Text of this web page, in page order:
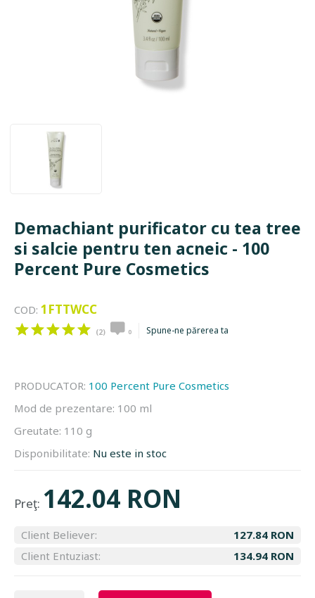
Demachiant purificator cu tea tree
si salcie pentru ten acneic - 100
Percent Pure Cosmetics
COD: 1FTTWCC
(2) 0 Spune-ne părerea ta
PRODUCATOR: 100 Percent Pure Cosmetics
Mod de prezentare: 100 ml
Greutate: 110 g
Disponibilitate: Nu este in stoc
Preţ: 142.04 RON
Client Believer:
127.84 RON
Client Entuziast:
134.94 RON